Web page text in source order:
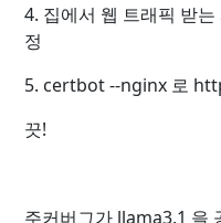
4. 집에서 웹 트래픽 받
정
5. certbot --nginx 로
끗!
주커버그가 llama3.1 을